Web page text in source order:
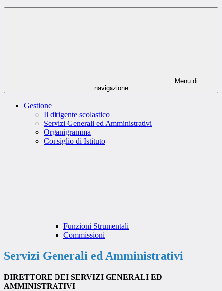
Menu di
navigazione
Gestione
Il dirigente scolastico
Servizi Generali ed Amministrativi
Organigramma
Consiglio di Istituto
Funzioni Strumentali
Commissioni
Servizi Generali ed Amministrativi
DIRETTORE DEI SERVIZI GENERALI ED
AMMINISTRATIVI